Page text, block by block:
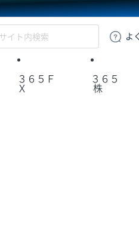
GMOクリッよ
３６５Ｆ
Ｘ
３６５
株